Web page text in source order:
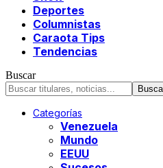
Deportes
Columnistas
Caraota Tips
Tendencias
Buscar
Categorías
Venezuela
Mundo
EEUU